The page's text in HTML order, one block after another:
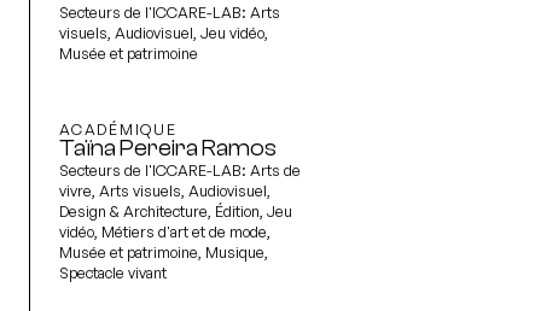
Secteurs de l'ICCARE-LAB: Arts
visuels, Audiovisuel, Jeu vidéo,
Musée et patrimoine
ACADÉMIQUE
Taïna Pereira Ramos
Secteurs de l'ICCARE-LAB: Arts de
vivre, Arts visuels, Audiovisuel,
Design & Architecture, Édition, Jeu
vidéo, Métiers d'art et de mode,
Musée et patrimoine, Musique,
Spectacle vivant